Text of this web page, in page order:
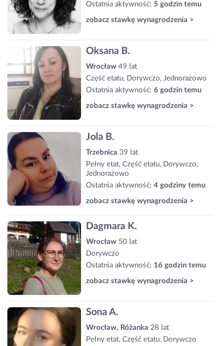
Ostatnia aktywność: 5 godzin temu
zobacz stawkę wynagrodzenia >
Oksana B.
Wrocław 49 lat
Część etatu, Dorywczo, Jednorazowo
Ostatnia aktywność: 6 godzin temu
zobacz stawkę wynagrodzenia >
Jola B.
Trzebnica 39 lat
Pełny etat, Część etatu, Dorywczo,
Jednorazowo
Ostatnia aktywność: 4 godziny temu
zobacz stawkę wynagrodzenia >
Dagmara K.
Wrocław 50 lat
Dorywczo
Ostatnia aktywność: 16 godzin temu
zobacz stawkę wynagrodzenia >
Sona A.
Wrocław, Różanka 28 lat
Pełny etat, Część etatu, Dorywczo